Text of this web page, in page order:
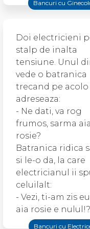
Bancuri cu
Doi electricieni
stalp de inalta
tensiune. Unul
vede o batranica
trecand pe acolo
adreseaza:
- Ne dati, va rog
frumos, sarma aia
rosie?
Batranica ridica
si le-o da, la care
electricianul ii
celuilalt:
- Vezi, ti-am zis
aia rosie e nulul!?
Bancuri cu